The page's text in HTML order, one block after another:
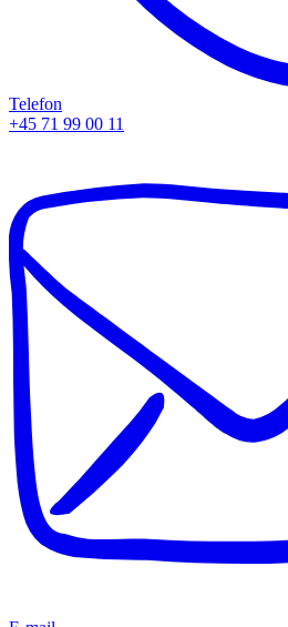
Telefon
+45 71 99 00 11